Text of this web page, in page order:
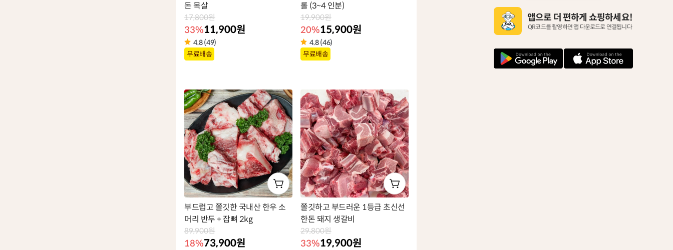
돈 목살
17,800원
33%11,900원
4.8 (49)
상
벨
무료배송
롤 (3~4 인분)
19,900원
20%15,900원
4.8 (46)
상
벨
무료배송
부드럽고 쫄깃한 국내산 한우 소
머리 반두 + 잡뼈 2kg
89,900원
18%73,900원
쫄깃하고 부드러운 1등급 초신선
한돈 돼지 생갈비
29,800원
33%19,900원
앱으로 더 편하게 쇼핑하세요!
QR코드를 촬영하면 앱 다운로드로 연결됩니다
안
로
아
폰